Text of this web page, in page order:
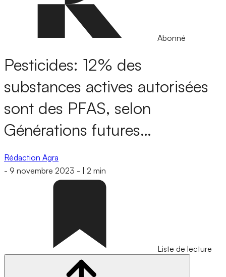
Abonné
Pesticides: 12% des
substances actives autorisées
sont des PFAS, selon
Générations futures…
Rédaction Agra
- 9 novembre 2023 - 2 min
Liste de lecture